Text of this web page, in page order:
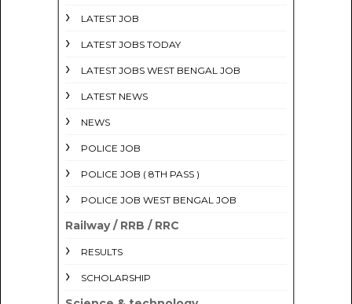
LATEST JOB
LATEST JOBS TODAY
LATEST JOBS WEST BENGAL JOB
LATEST NEWS
NEWS
POLICE JOB
POLICE JOB ( 8TH PASS )
POLICE JOB WEST BENGAL JOB
Railway / RRB / RRC
RESULTS
SCHOLARSHIP